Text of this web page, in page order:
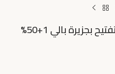
عرض مزيل عرق رول أون للتفتيح بجزيرة بالي 1+50%